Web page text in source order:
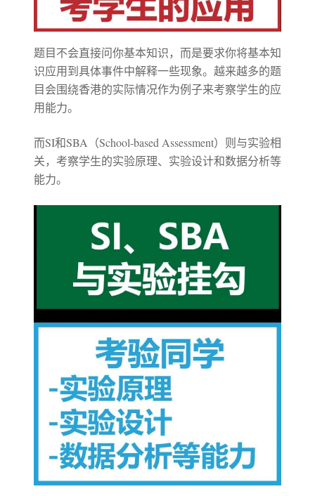
题目不会直接问你基本知识，而是要求你将基本知
识应用到具体事件中解释一些现象。越来越多的题
目会围绕香港的实际情况作为例子来考察学生的应
用能力。
而SI和SBA（School-based Assessment）则与实验相
关，考察学生的实验原理、实验设计和数据分析等
能力。